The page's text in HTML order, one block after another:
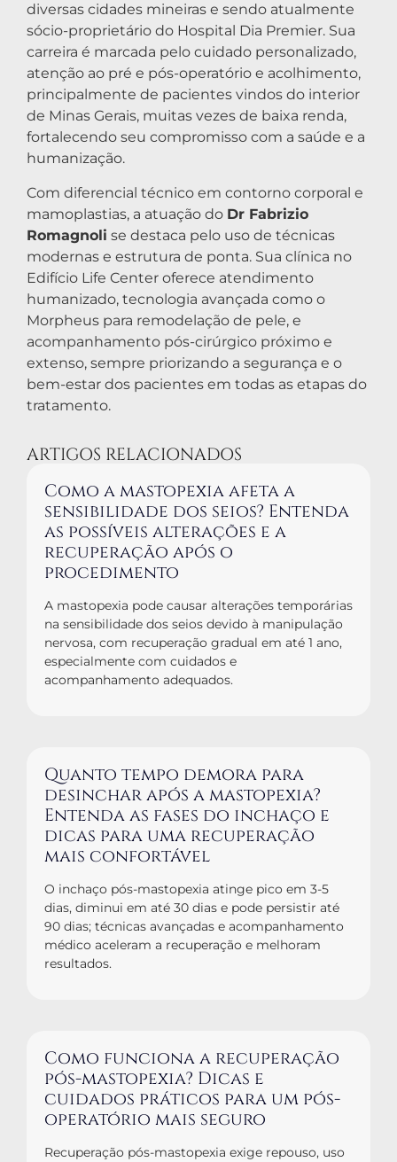
diversas cidades mineiras e sendo atualmente
sócio-proprietário do Hospital Dia Premier. Sua
carreira é marcada pelo cuidado personalizado,
atenção ao pré e pós-operatório e acolhimento,
principalmente de pacientes vindos do interior
de Minas Gerais, muitas vezes de baixa renda,
fortalecendo seu compromisso com a saúde e a
humanização.
Com diferencial técnico em contorno corporal e
mamoplastias, a atuação do Dr Fabrizio
Romagnoli se destaca pelo uso de técnicas
modernas e estrutura de ponta. Sua clínica no
Edifício Life Center oferece atendimento
humanizado, tecnologia avançada como o
Morpheus para remodelação de pele, e
acompanhamento pós-cirúrgico próximo e
extenso, sempre priorizando a segurança e o
bem-estar dos pacientes em todas as etapas do
tratamento.
ARTIGOS RELACIONADOS
Como a mastopexia afeta a
sensibilidade dos seios? Entenda
as possíveis alterações e a
recuperação após o
procedimento
A mastopexia pode causar alterações temporárias
na sensibilidade dos seios devido à manipulação
nervosa, com recuperação gradual em até 1 ano,
especialmente com cuidados e
acompanhamento adequados.
Quanto tempo demora para
desinchar após a mastopexia?
Entenda as fases do inchaço e
dicas para uma recuperação
mais confortável
O inchaço pós-mastopexia atinge pico em 3-5
dias, diminui em até 30 dias e pode persistir até
90 dias; técnicas avançadas e acompanhamento
médico aceleram a recuperação e melhoram
resultados.
Como funciona a recuperação
pós-mastopexia? Dicas e
cuidados práticos para um pós-
operatório mais seguro
Recuperação pós-mastopexia exige repouso, uso